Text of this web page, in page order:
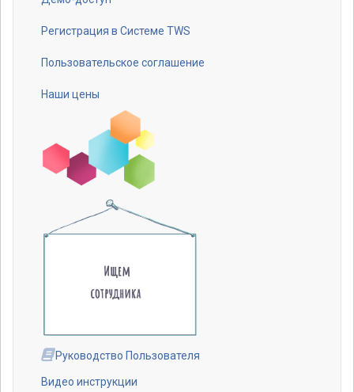
menu
Регистрация в Системе TWS
Пользовательское соглашение
Наши цены
Руководство Пользователя
Видео инструкции